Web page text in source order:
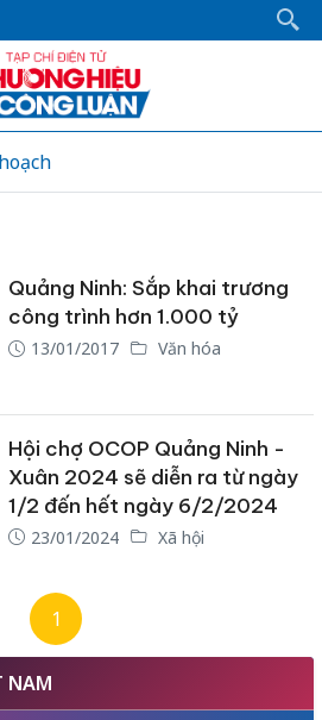
Quảng Ninh: Sắp khai trương
công trình hơn 1.000 tỷ
13/01/2017 Văn hóa
Hội chợ OCOP Quảng Ninh -
Xuân 2024 sẽ diễn ra từ ngày
1/2 đến hết ngày 6/2/2024
23/01/2024 Xã hội
1
NAM